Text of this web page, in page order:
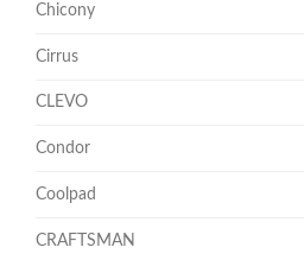
Chicony
Cirrus
CLEVO
Condor
Coolpad
CRAFTSMAN